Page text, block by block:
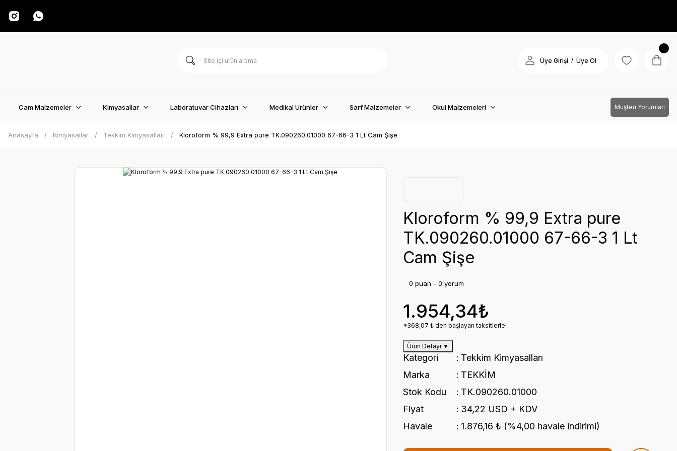
Üye Girişi / Üye Ol
Cam Malzemeler Kimyasallar Laboratuvar Cihazları Medikal Ürünler Sarf Malzemeler Okul Malzemeleri Müşteri Yorumları
Anasayfa Kimyasallar Tekkim Kimyasalları Kloroform % 99,9 Extra pure TK.090260.01000 67-66-3 1 Lt Cam Şişe
Kloroform % 99,9 Extra pure
TK.090260.01000 67-66-3 1 Lt
Cam Şişe
0 puan - 0 yorum
1.954,34₺
*368,07 ₺ den başlayan taksitlerle!
Ürün Detayı ▼
Kategori
Tekkim Kimyasalları
Marka
TEKKİM
Stok Kodu
TK.090260.01000
Fiyat
34,22 USD + KDV
Havale
1.876,16 ₺ (%4,00 havale indirimi)